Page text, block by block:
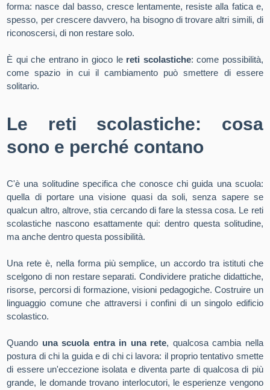
forma: nasce dal basso, cresce lentamente, resiste alla fatica e,
spesso, per crescere davvero, ha bisogno di trovare altri simili, di
riconoscersi, di non restare solo.
È qui che entrano in gioco le reti scolastiche: come possibilità,
come spazio in cui il cambiamento può smettere di essere
solitario.
Le reti scolastiche: cosa
sono e perché contano
C'è una solitudine specifica che conosce chi guida una scuola:
quella di portare una visione quasi da soli, senza sapere se
qualcun altro, altrove, stia cercando di fare la stessa cosa. Le reti
scolastiche nascono esattamente qui: dentro questa solitudine,
ma anche dentro questa possibilità.
Una rete è, nella forma più semplice, un accordo tra istituti che
scelgono di non restare separati. Condividere pratiche didattiche,
risorse, percorsi di formazione, visioni pedagogiche. Costruire un
linguaggio comune che attraversi i confini di un singolo edificio
scolastico.
Quando una scuola entra in una rete, qualcosa cambia nella
postura di chi la guida e di chi ci lavora: il proprio tentativo smette
di essere un'eccezione isolata e diventa parte di qualcosa di più
grande, le domande trovano interlocutori, le esperienze vengono